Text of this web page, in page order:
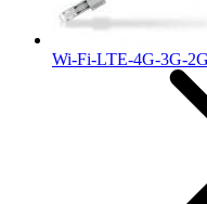
Wi-Fi-LTE-4G-3G-